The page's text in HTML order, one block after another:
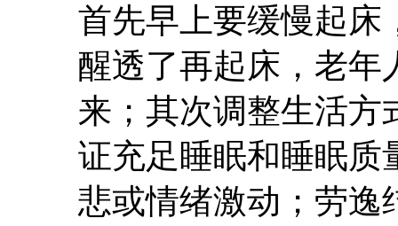
首先早上要缓慢起床
醒透了再起床，老年
来；其次调整生活方
证充足睡眠和睡眠质
悲或情绪激动；劳逸